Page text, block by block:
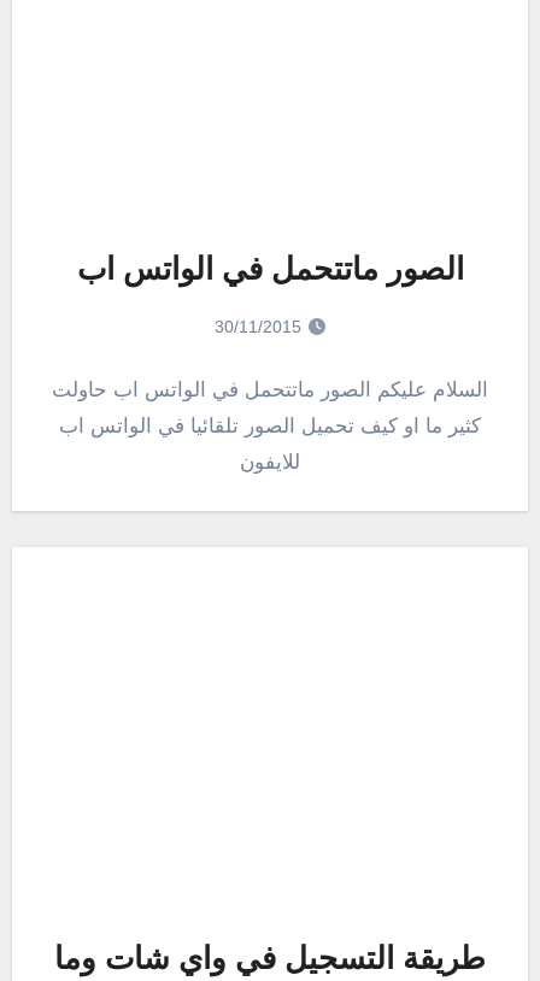
الصور ماتتحمل في الواتس اب
30/11/2015
السلام عليكم الصور ماتتحمل في الواتس اب حاولت
كثير ما او كيف تحميل الصور تلقائيا في الواتس اب
للايفون
طريقة التسجيل في واي شات وما